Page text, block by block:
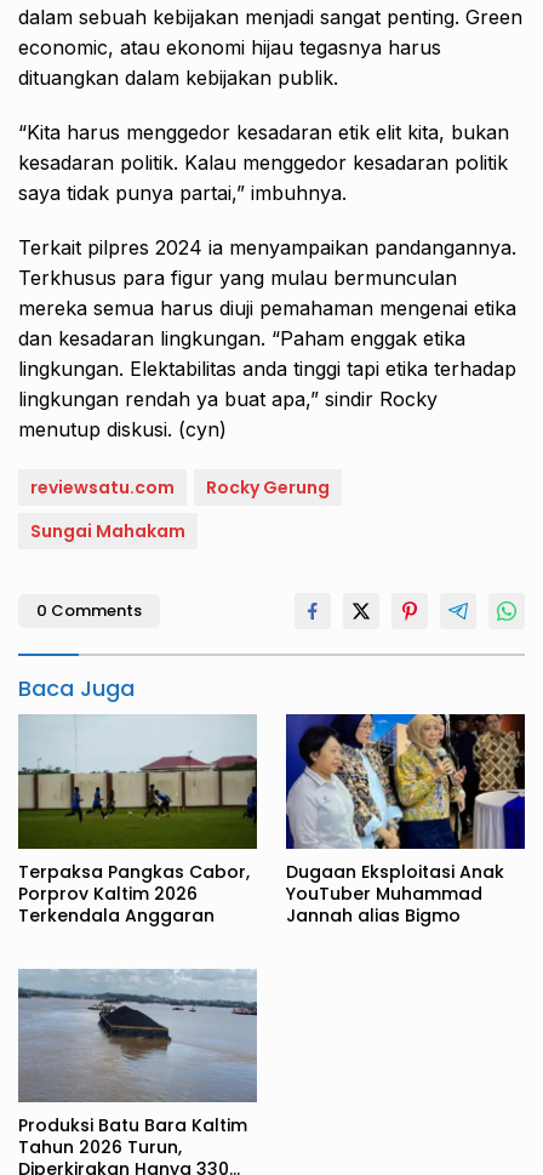
dalam sebuah kebijakan menjadi sangat penting. Green
economic, atau ekonomi hijau tegasnya harus
dituangkan dalam kebijakan publik.
“Kita harus menggedor kesadaran etik elit kita, bukan
kesadaran politik. Kalau menggedor kesadaran politik
saya tidak punya partai,” imbuhnya.
Terkait pilpres 2024 ia menyampaikan pandangannya.
Terkhusus para figur yang mulau bermunculan
mereka semua harus diuji pemahaman mengenai etika
dan kesadaran lingkungan. “Paham enggak etika
lingkungan. Elektabilitas anda tinggi tapi etika terhadap
lingkungan rendah ya buat apa,” sindir Rocky
menutup diskusi. (cyn)
reviewsatu.com
Rocky Gerung
Sungai Mahakam
0 Comments
Baca Juga
Terpaksa Pangkas Cabor,
Porprov Kaltim 2026
Terkendala Anggaran
Dugaan Eksploitasi Anak
YouTuber Muhammad
Jannah alias Bigmo
Produksi Batu Bara Kaltim
Tahun 2026 Turun,
Diperkirakan Hanya 330